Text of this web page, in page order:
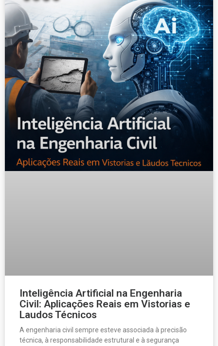
Inteligência Artificial na Engenharia
Civil: Aplicações Reais em Vistorias e
Laudos Técnicos
A engenharia civil sempre esteve associada à precisão
técnica, à responsabilidade estrutural e à segurança